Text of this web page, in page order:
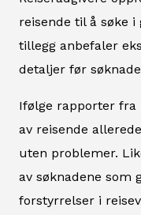
reisende til å søke i
tillegg anbefaler
detaljer før
Ifølge rapporter fra
av reisende
uten problemer.
av søknadene som
forstyrrelser i